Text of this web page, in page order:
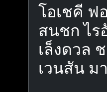
โอเชคี ฟ
สนชก ไร
เล็งดวล
เวนสัน ม